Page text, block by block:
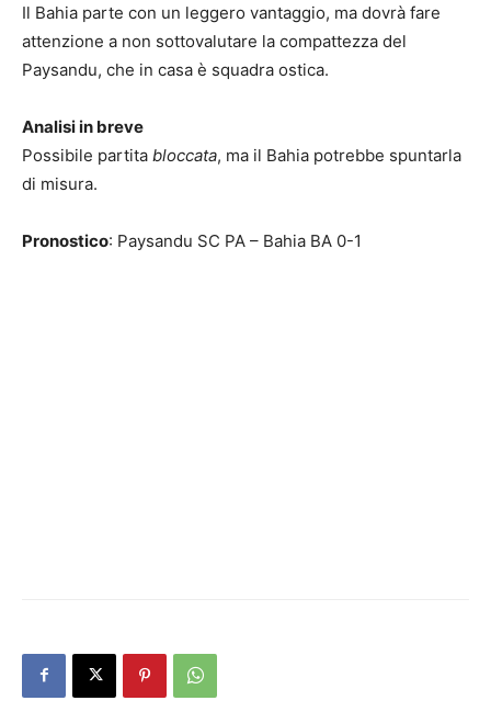
Il Bahia parte con un leggero vantaggio, ma dovrà fare
attenzione a non sottovalutare la compattezza del
Paysandu, che in casa è squadra ostica.
Analisi in breve
Possibile partita bloccata, ma il Bahia potrebbe spuntarla
di misura.
Pronostico: Paysandu SC PA – Bahia BA 0-1